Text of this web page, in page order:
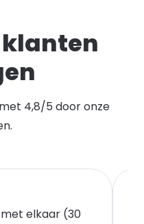
4,8/5 door onze
elkaar (30